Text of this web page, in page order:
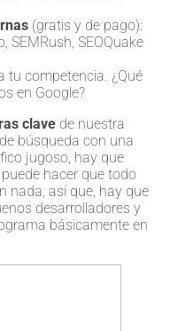
(gratis y de pago):
SEMRush, SEOQuake
tu competencia. ¿Qué
en Google?
clave de nuestra
búsqueda con una
jugoso, hay que
hacer que todo
nada, así que, hay que
desarrolladores y
básicamente en